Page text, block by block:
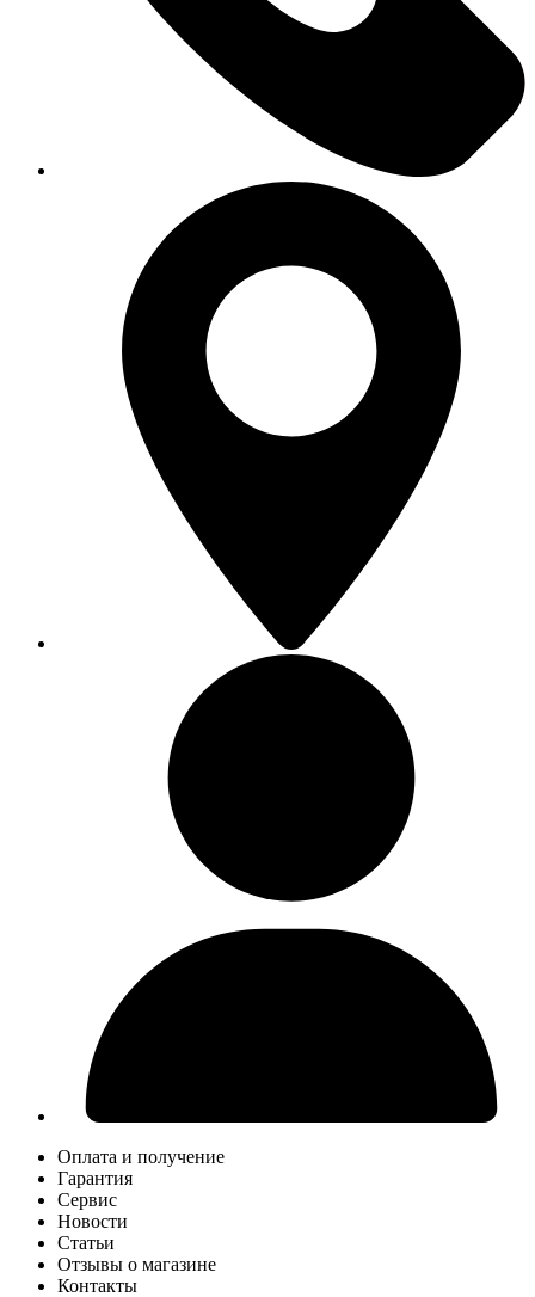
Оплата и получение
Гарантия
Сервис
Новости
Статьи
Отзывы о магазине
Контакты